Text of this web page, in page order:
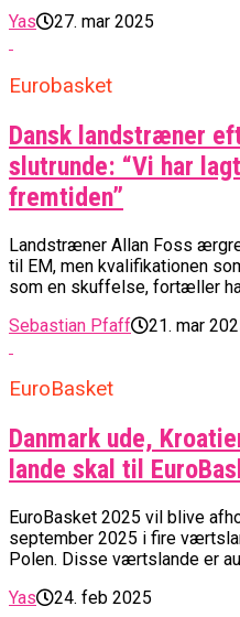
Yas
27. mar 2025
Eurobasket
Dansk landstræner
slutrunde: “Vi har
fremtiden”
Landstræner Allan Foss
til EM, men kvalifikationen
som en skuffelse, fortæller
Sebastian Pfaff
21. mar
EuroBasket
Danmark ude,
lande skal til
EuroBasket 2025 vil blive
september 2025 i fire
Polen. Disse værtslande er
Yas
24. feb 2025